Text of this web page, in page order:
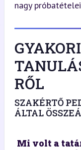
nagy
RŐL
SZAKÉRTŐ
ÁLTAL
Mi volt a